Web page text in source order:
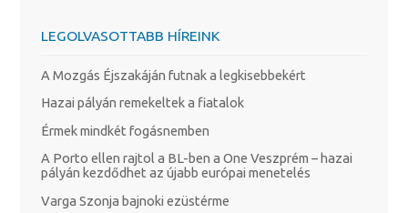
LEGOLVASOTTABB HÍREINK
A Mozgás Éjszakáján futnak a legkisebbekért
Hazai pályán remekeltek a fiatalok
Érmek mindkét fogásnemben
A Porto ellen rajtol a BL-ben a One Veszprém – hazai
pályán kezdődhet az újabb európai menetelés
Varga Szonja bajnoki ezüstérme